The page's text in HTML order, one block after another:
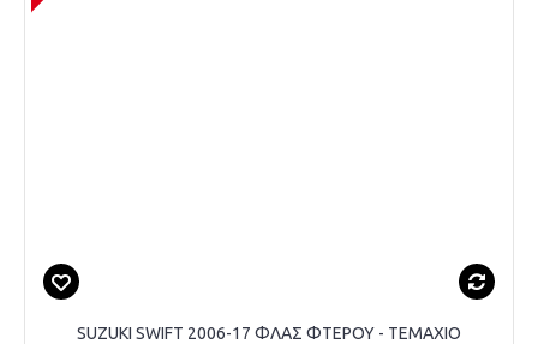
SUZUKI SWIFT 2006-17 ΦΛΑΣ ΦΤΕΡΟΥ - ΤΕΜΑΧΙΟ